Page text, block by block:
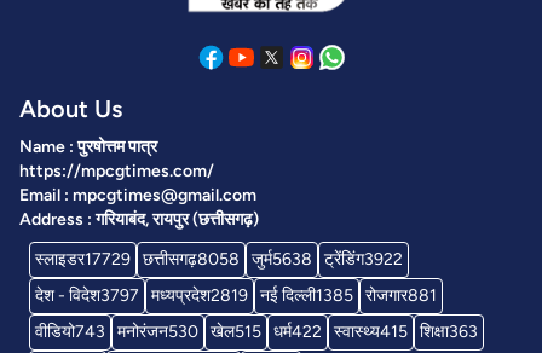
About Us
Name : पुरषोत्तम पात्र
https://mpcgtimes.com/
Email : mpcgtimes@gmail.com
Address : गरियाबंद, रायपुर (छत्तीसगढ़)
स्लाइडर17729 छत्तीसगढ़8058 जुर्म5638 ट्रेंडिंग3922
देश - विदेश3797 मध्यप्रदेश2819 नई दिल्ली1385 रोजगार881
वीडियो743 मनोरंजन530 खेल515 धर्म422 स्वास्थ्य415 शिक्षा363